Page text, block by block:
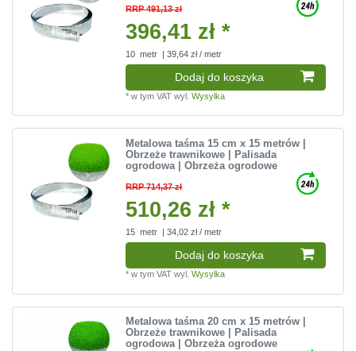
RRP 491,13 zł
396,41 zł *
10 metr | 39,64 zł / metr
Dodaj do koszyka
*w tym VAT wyl.Wysylka
Metalowa taśma 15 cm x 15 metrów |
Obrzeże trawnikowe | Palisada
ogrodowa | Obrzeża ogrodowe
RRP 714,37 zł
510,26 zł *
15 metr | 34,02 zł / metr
Dodaj do koszyka
*w tym VAT wyl.Wysylka
Metalowa taśma 20 cm x 15 metrów |
Obrzeże trawnikowe | Palisada
ogrodowa | Obrzeża ogrodowe